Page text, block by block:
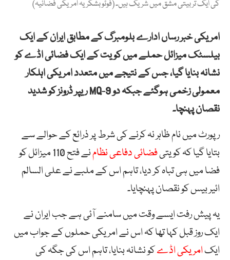
کی ایک تربیتی مشق میں شریک ہیں۔ (فوٹو بشکریہ امریکی فضائیہ)
امریکی خبر رساں ادارے بلومبرگ کے مطابق ایران کے ایک
بیلسٹک میزائل حملے میں کویت کے ایک فضائی اڈے کو
نشانہ بنایا گیا، جس کے نتیجے میں متعدد امریکی اہلکار
معمولی زخمی ہوگئے جبکہ دو MQ-9 ریپر ڈرونز کو شدید
نقصان پہنچا۔
رپورٹ میں نام ظاہر نہ کرنے کی شرط پر ذرائع کے حوالے سے
بتایا گیا کہ کویتیفضائی دفاعی نظام
نے فتح 110 میزائل کو
فضا میں ہی تباہ کر دیا، تاہم اس کے ملبے نے علی السالم
ائیر بیس کو نقصان پہنچایا۔
یہ پیش رفت ایسے وقت میں سامنے آئی ہے جب ایران نے
ایک روز قبل کہا تھا کہ اس نے امریکی حملوں کے جواب میں
ایکامریکی اڈےکو نشانہ بنایا، تاہم اس کی جگہ کی